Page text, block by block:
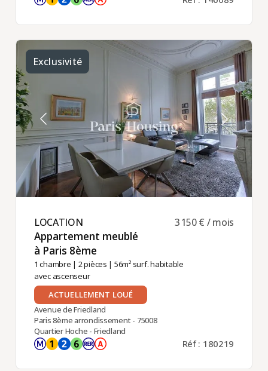
Exclusivité
LOCATION ​
Appartement meublé
à Paris 8ème ​
1 chambre | 2 pièces | 56m² surf. habitable
avec ascenseur
3 150 € / mois
ACTUELLEMENT LOUÉ
Avenue de Friedland
Paris 8ème arrondissement - 75008
Quartier Hoche - Friedland
Réf : 180219